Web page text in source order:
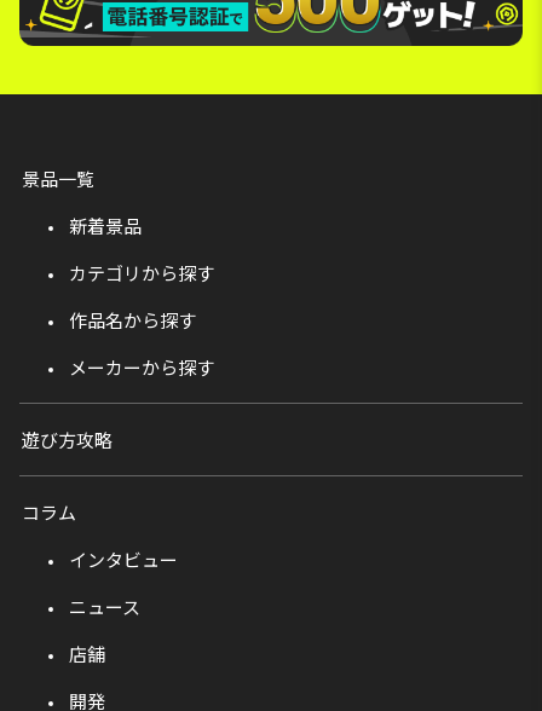
景品一覧
新着景品
カテゴリから探す
作品名から探す
メーカーから探す
遊び方攻略
コラム
インタビュー
ニュース
店舗
開発